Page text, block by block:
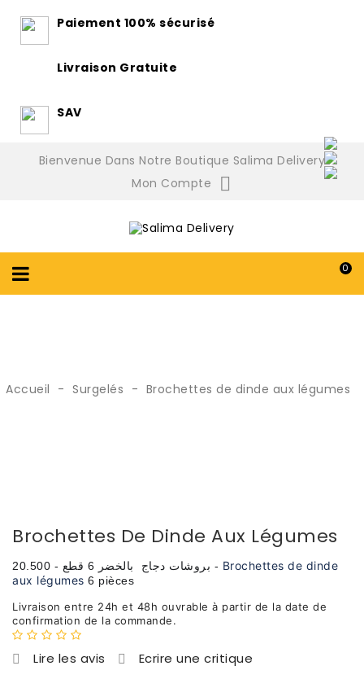
Paiement 100% sécurisé
Livraison Gratuite
SAV
Bienvenue Dans Notre Boutique Salima Delivery
Mon Compte

0
Accueil Surgelés Brochettes de dinde aux légumes
Brochettes De Dinde Aux Légumes
بروشات دجاج بالخضر 6 قطع - 20.500 - Brochettes de dinde
aux légumes 6 pièces
Livraison entre 24h et 48h ouvrable à partir de la date de
confirmation de la commande.
 Lire les avis  Ecrire une critique